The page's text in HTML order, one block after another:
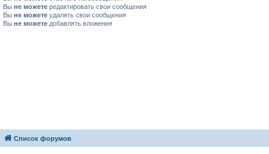
Вы не можете редактировать свои сообщения
Вы не можете удалять свои сообщения
Вы не можете добавлять вложения
Список форумов